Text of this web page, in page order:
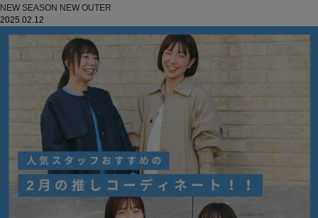
NEW SEASON NEW OUTER
2025.02.12